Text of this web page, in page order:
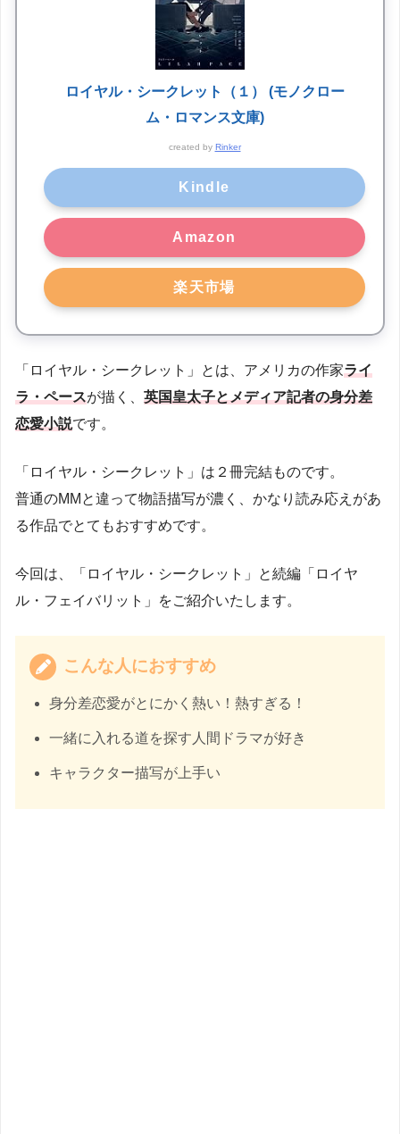
ロイヤル・シークレット（１） (モノクロー
ム・ロマンス文庫)
created by Rinker
Kindle
Amazon
楽天市場
「ロイヤル・シークレット」とは、アメリカの作家ライ
ラ・ペースが描く、 英国皇太子とメディア記者の身分差
恋愛小説です。
「ロイヤル・シークレット」は２冊完結ものです。
普通のMMと違って物語描写が濃く、かなり読み応えがあ
る作品でとてもおすすめです。
今回は、「ロイヤル・シークレット」と続編「ロイヤ
ル・フェイバリット」をご紹介いたします。
こんな人におすすめ
身分差恋愛がとにかく熱い！熱すぎる！
一緒に入れる道を探す人間ドラマが好き
キャラクター描写が上手い